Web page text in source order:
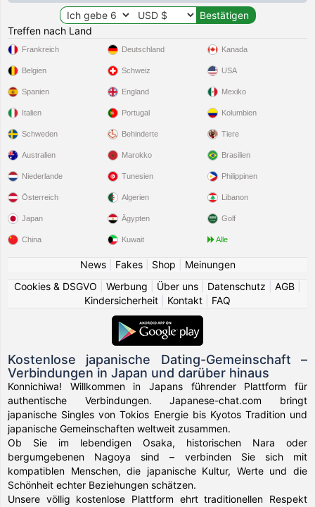
Treffen nach Land
Frankreich
Belgien
Spanien
Italien
Schweden
Deutschland
Schweiz
England
Portugal
Behinderte
Kanada
USA
Mexiko
Kolumbien
Tiere
Australien
Niederlande
Österreich
Japan
China
Marokko
Tunesien
Algerien
Ägypten
Kuwait
Brasilien
Philippinen
Libanon
Golf
Alle
News| Fakes| Shop
Meinungen
Cookies & DSGVO
Werbung Über uns Datenschutz AGB
Kindersicherheit
Kontakt FAQ
Kostenlose japanische Dating-Gemeinschaft –
Verbindungen in Japan und darüber hinaus
Konnichiwa! Willkommen in Japans führender Plattform für
authentische Verbindungen. Japanese-chat.com bringt
japanische Singles von Tokios Energie bis Kyotos Tradition und
japanische Gemeinschaften weltweit zusammen.
Ob Sie im lebendigen Osaka, historischen Nara oder
bergumgebenen Nagoya sind – verbinden Sie sich mit
kompatiblen Menschen, die japanische Kultur, Werte und die
Schönheit echter Beziehungen schätzen.
Unsere völlig kostenlose Plattform ehrt traditionellen Respekt